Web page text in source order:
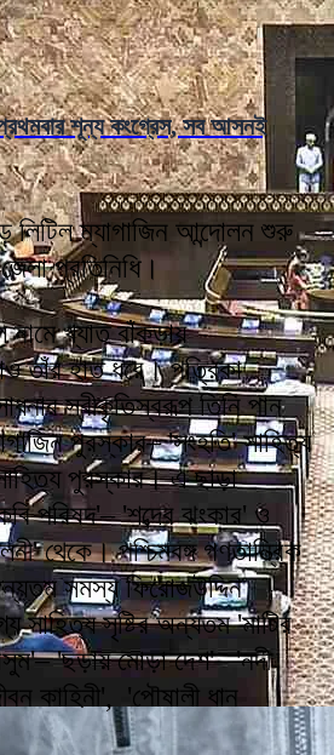
শূন্য কংগ্রেস, সব আসনই
লিটিল ম্যাগাজিন আন্দোলন শুরু
প্রতিনিধি।
নামে খ্যাত বাঁকড়ায়
তাঁর হাত ধরে। পত্রিকা
স্বীকৃতিস্বরূপ তিনি পান
পুরস্কার– 'সংহতি' সাহিত্য
পুরস্কার। এ ছাড়া
পরিষদ'– 'শব্দের ঝংকার' ও
থেকে। পশ্চিমবঙ্গ গণতান্ত্রিক
সমস্য ফিরোজউদ্দিন
সৃষ্টির অন্যতম 'মাটির
'ছড়ায় মোড়া দেশ'– 'নদী
কাহিনী', 'পৌষালী ধান